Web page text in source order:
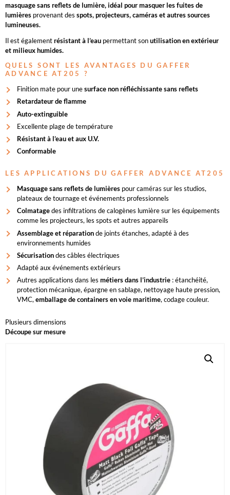
masquage sans reflets de lumière, idéal pour masquer les fuites de
lumières provenant des spots, projecteurs, caméras et autres sources
lumineuses.
Il est égalementrésistant à l’eau permettant sonutilisation en extérieur
et milieux humides.
QUELS SONT LES AVANTAGES DU GAFFER
ADVANCE AT205 ?
Finition mate pour unesurface non réfléchissante sans reflets
Retardateur de flamme
Auto-extinguible
Excellente plage de température
Résistant à l’eau et aux U.V.
Conformable
LES APPLICATIONS DU GAFFER ADVANCE AT205
Masquage sans reflets de lumières pour caméras sur les studios,
plateaux de tournage et événements professionnels
Colmatagedes infiltrations de calogènes lumière sur les équipements
comme les projecteurs, les spots et autres appareils
Assemblage et réparationde joints étanches, adapté à des
environnements humides
Sécurisationdes câbles électriques
Adapté aux événements extérieurs
Autres applications dans les métiers dans l’industrie : étanchéité,
protection mécanique, épargne en sablage, nettoyage haute pression,
VMC, emballage de containers en voie maritime, codage couleur.
Plusieurs dimensions
Découpe sur mesure